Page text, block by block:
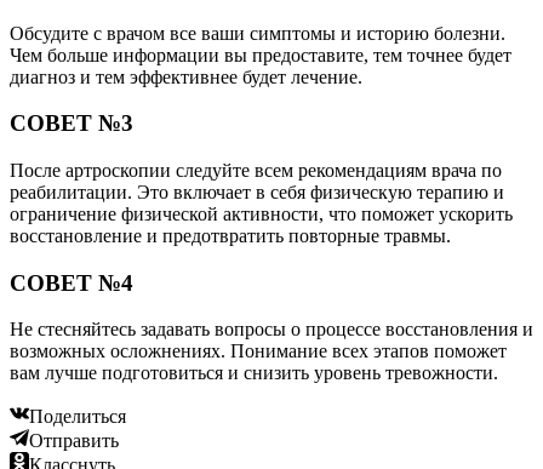
Обсудите с врачом все ваши симптомы и историю болезни.
Чем больше информации вы предоставите, тем точнее будет
диагноз и тем эффективнее будет лечение.
СОВЕТ №3
После артроскопии следуйте всем рекомендациям врача по
реабилитации. Это включает в себя физическую терапию и
ограничение физической активности, что поможет ускорить
восстановление и предотвратить повторные травмы.
СОВЕТ №4
Не стесняйтесь задавать вопросы о процессе восстановления и
возможных осложнениях. Понимание всех этапов поможет
вам лучше подготовиться и снизить уровень тревожности.
Поделиться
Отправить